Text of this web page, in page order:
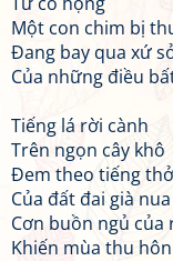
Một con chim bị
Đang bay qua xứ
Của những điều
Tiếng lá rời cành
Trên ngọn cây khô
Đem theo tiếng
Của đất đai già nua
Cơn buồn ngủ của
Khiến mùa thu